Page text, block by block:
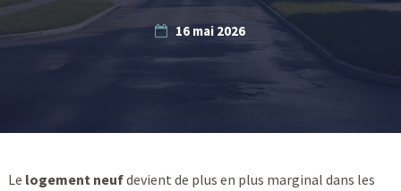
16 mai 2026
Le logement neufdevient de plus en plus marginal dans les